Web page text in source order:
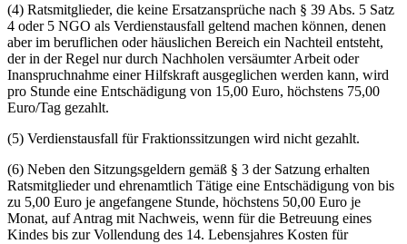
(4) Ratsmitglieder, die keine Ersatzansprüche nach § 39 Abs. 5 Satz
4 oder 5 NGO als Verdienstausfall geltend machen können, denen
aber im beruflichen oder häuslichen Bereich ein Nachteil entsteht,
der in der Regel nur durch Nachholen versäumter Arbeit oder
Inanspruchnahme einer Hilfskraft ausgeglichen werden kann, wird
pro Stunde eine Entschädigung von 15,00 Euro, höchstens 75,00
Euro/Tag gezahlt.
(5) Verdienstausfall für Fraktionssitzungen wird nicht gezahlt.
(6) Neben den Sitzungsgeldern gemäß § 3 der Satzung erhalten
Ratsmitglieder und ehrenamtlich Tätige eine Entschädigung von bis
zu 5,00 Euro je angefangene Stunde, höchstens 50,00 Euro je
Monat, auf Antrag mit Nachweis, wenn für die Betreuung eines
Kindes bis zur Vollendung des 14. Lebensjahres Kosten für